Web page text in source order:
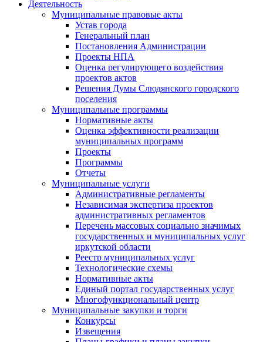
Деятельность
Муниципальные правовые акты
Устав города
Генеральный план
Постановления Администрации
Проекты НПА
Оценка регулирующего воздействия
проектов актов
Решения Думы Слюдянского городского
поселения
Муниципальные программы
Нормативные акты
Оценка эффективности реализации
муниципальных программ
Проекты
Программы
Отчеты
Муниципальные услуги
Административные регламенты
Независимая экспертиза проектов
административных регламентов
Перечень массовых социально значимых
государственных и муниципальных услуг
иркутской области
Реестр муниципальных услуг
Технологические схемы
Нормативные акты
Единый портал государственных услуг
Многофункциональный центр
Муниципальные закупки и торги
Конкурсы
Извещения